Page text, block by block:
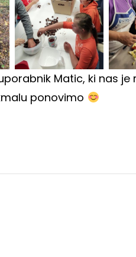
Matic, ki nas
ponovimo